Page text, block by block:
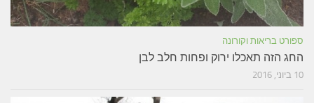
ספורט בריאות וקורונה
החג הזה תאכלו ירוק ופחות חלב לבן
10 ביוני, 2016